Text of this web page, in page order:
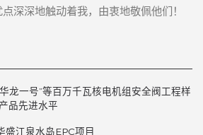
深深地触动着我，由衷地敬佩他们！
龙一号”等百万千瓦核电机组安全阀工程样
品先进水平
盛江泉水岛EPC项目